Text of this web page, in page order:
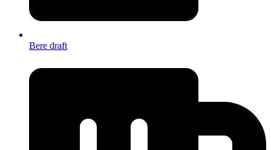
Bere draft